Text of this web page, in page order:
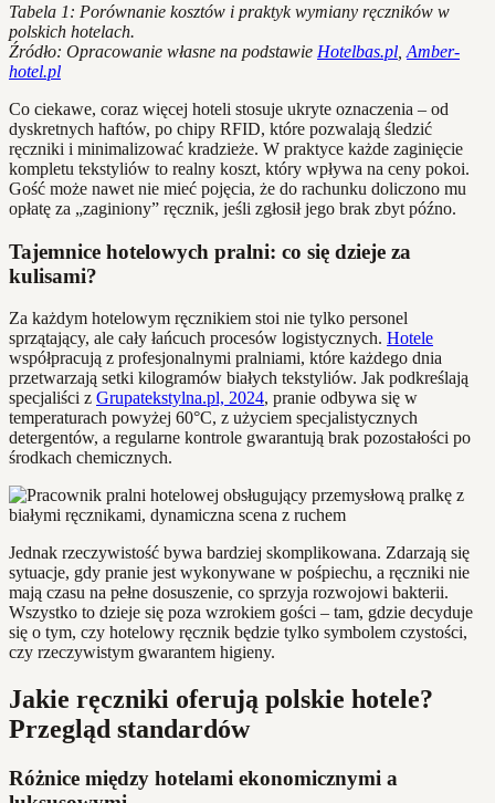
Tabela 1: Porównanie kosztów i praktyk wymiany ręczników w
polskich hotelach.
Źródło: Opracowanie własne na podstawie Hotelbas.pl Amber-
hotel.pl
Co ciekawe, coraz więcej hoteli stosuje ukryte oznaczenia – od
dyskretnych haftów, po chipy RFID, które pozwalają śledzić
ręczniki i minimalizować kradzieże. W praktyce każde zaginięcie
kompletu tekstyliów to realny koszt, który wpływa na ceny pokoi.
Gość może nawet nie mieć pojęcia, że do rachunku doliczono mu
opłatę za „zaginiony” ręcznik, jeśli zgłosił jego brak zbyt późno.
Tajemnice hotelowych pralni: co się dzieje za
kulisami?
Za każdym hotelowym ręcznikiem stoi nie tylko personel
sprzątający, ale cały łańcuch procesów logistycznych. Hotele
współpracują z profesjonalnymi pralniami, które każdego dnia
przetwarzają setki kilogramów białych tekstyliów. Jak podkreślają
specjaliści z Grupatekstylna.pl, 2024, pranie odbywa się w
temperaturach powyżej 60°C, z użyciem specjalistycznych
detergentów, a regularne kontrole gwarantują brak pozostałości po
środkach chemicznych.
Jednak rzeczywistość bywa bardziej skomplikowana. Zdarzają się
sytuacje, gdy pranie jest wykonywane w pośpiechu, a ręczniki nie
mają czasu na pełne dosuszenie, co sprzyja rozwojowi bakterii.
Wszystko to dzieje się poza wzrokiem gości – tam, gdzie decyduje
się o tym, czy hotelowy ręcznik będzie tylko symbolem czystości,
czy rzeczywistym gwarantem higieny.
Jakie ręczniki oferują polskie hotele?
Przegląd standardów
Różnice między hotelami ekonomicznymi a